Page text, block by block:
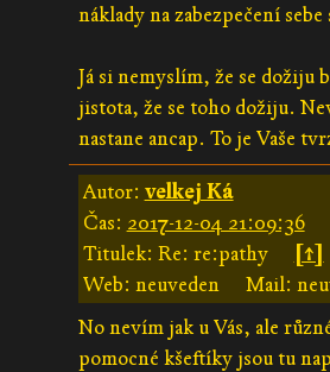
náklady na zabezpečení sebe
Já si nemyslím, že se dožiju
jistota, že se toho dožiju.
nastane ancap. To je Vaše
Autor: velkej Ká
Čas: 2017-12-04 21:09:36
Titulek: Re: re:pathy
[↑]
Web: neuveden
Mail:
No nevím jak u Vás, ale
pomocné kšeftíky jsou tu